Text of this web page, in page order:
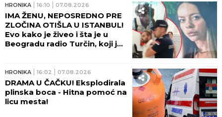
NESREĆE!
HRONIKA 16:10 07.08.2026
IMA ŽENU, NEPOSREDNO PRE
ZLOČINA OTIŠLA U ISTANBUL!
Evo kako je živeo i šta je u
Beogradu radio Turčin, koji je
HRONIKA 16:02 07.08.2026
DRAMA U ČAČKU! Eksplodirala
plinska boca - Hitna pomoć na
licu mesta!